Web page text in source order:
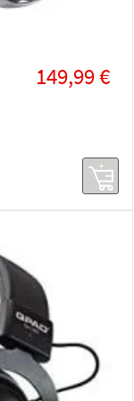
149,99 €